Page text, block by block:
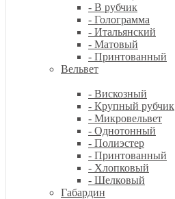
- В рубчик
- Голограмма
- Итальянский
- Матовый
- Принтованный
Вельвет
- Вискозный
- Крупный рубчик
- Микровельвет
- Однотонный
- Полиэстер
- Принтованный
- Хлопковый
- Шелковый
Габардин